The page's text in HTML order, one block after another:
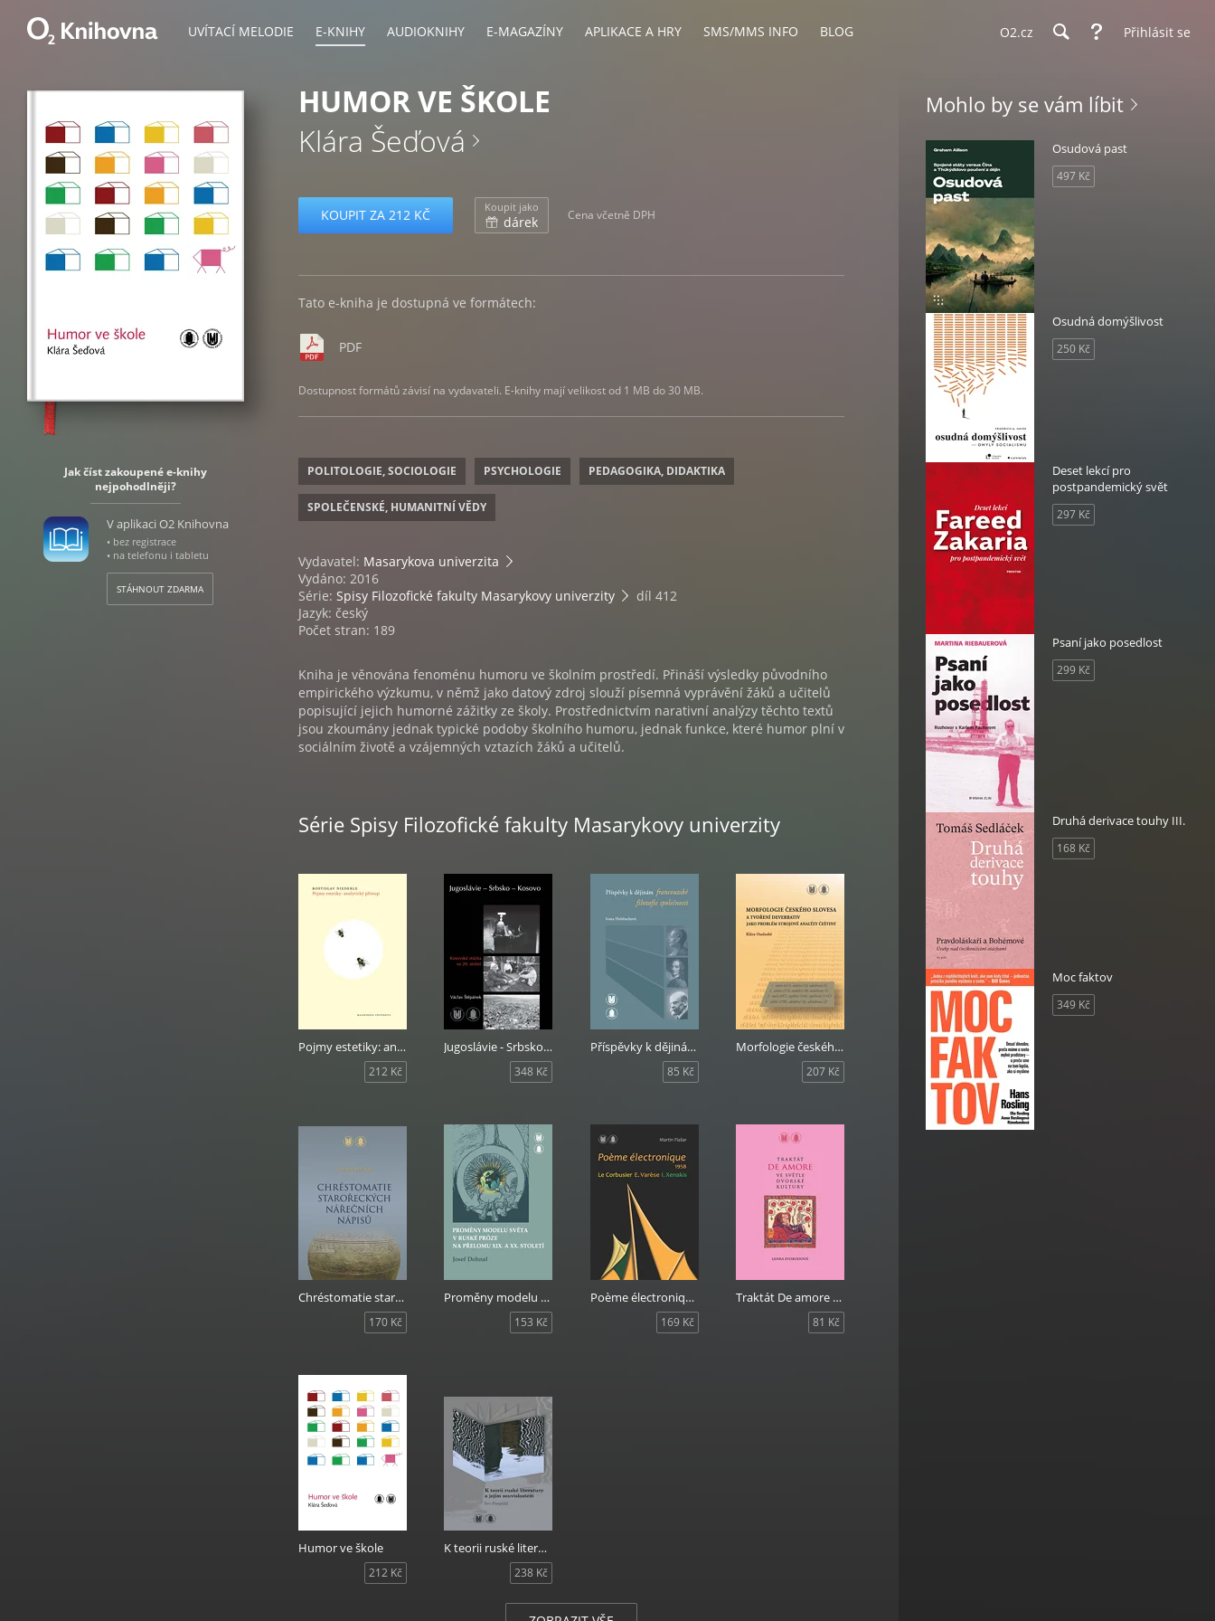
UVÍTACÍ MELODIE E-KNIHY AUDIOKNIHY E-MAGAZÍNY APLIKACE A HRY SMS/MMS INFO BLOG O2.cz Přihlásit se
Jak číst zakoupené e-knihy
nejpohodlněji?
V aplikaci O2 Knihovna
• bez registrace
• na telefonu i tabletu
STÁHNOUT ZDARMA
HUMOR VE ŠKOLE
Klára Šeďová
KOUPIT ZA 212 KČ Koupit jako
dárek Cena včetně DPH
Tato e-kniha je dostupná ve formátech:
PDF
Dostupnost formátů závisí na vydavateli. E-knihy mají velikost od 1 MB do 30 MB.
POLITOLOGIE, SOCIOLOGIE PSYCHOLOGIE PEDAGOGIKA, DIDAKTIKA
SPOLEČENSKÉ, HUMANITNÍ VĚDY
Vydavatel: Masarykova univerzita
Vydáno: 2016
Série: Spisy Filozofické fakulty Masarykovy univerzity
díl 412
Jazyk: český
Počet stran: 189
Kniha je věnována fenoménu humoru ve školním prostředí. Přináší výsledky původního
empirického výzkumu, v němž jako datový zdroj slouží písemná vyprávění žáků a učitelů
popisující jejich humorné zážitky ze školy. Prostřednictvím narativní analýzy těchto textů
jsou zkoumány jednak typické podoby školního humoru, jednak funkce, které humor plní v
sociálním životě a vzájemných vztazích žáků a učitelů.
Série Spisy Filozofické fakulty Masarykovy univerzity
Pojmy estetiky: analytický přístup
212 Kč
Jugoslávie - Srbsko - Kosovo
348 Kč
Příspěvky k dějinám francouzské filozofie společnosti
85 Kč
Morfologie českého slovesa a tvoření deverbativ jako problém strojové analýzy češtiny
207 Kč
Chréstomatie starořeckých nářečních nápisů
170 Kč
Proměny modelu světa v ruské próze na přelomu XIX. a XX. století
153 Kč
Poème électronique. 1958. Le Corbusier - E. Varèse - I. Xenakis
169 Kč
Traktát De amore ve světle dvorské kultury
81 Kč
Humor ve škole
212 Kč
K teorii ruské literatury a jejím souvislostem
238 Kč
Mohlo by se vám líbit
Osudová past
497 Kč
Osudná domýšlivost
250 Kč
Deset lekcí pro
postpandemický svět
297 Kč
Psaní jako posedlost
299 Kč
Druhá derivace touhy III.
168 Kč
Moc faktov
349 Kč